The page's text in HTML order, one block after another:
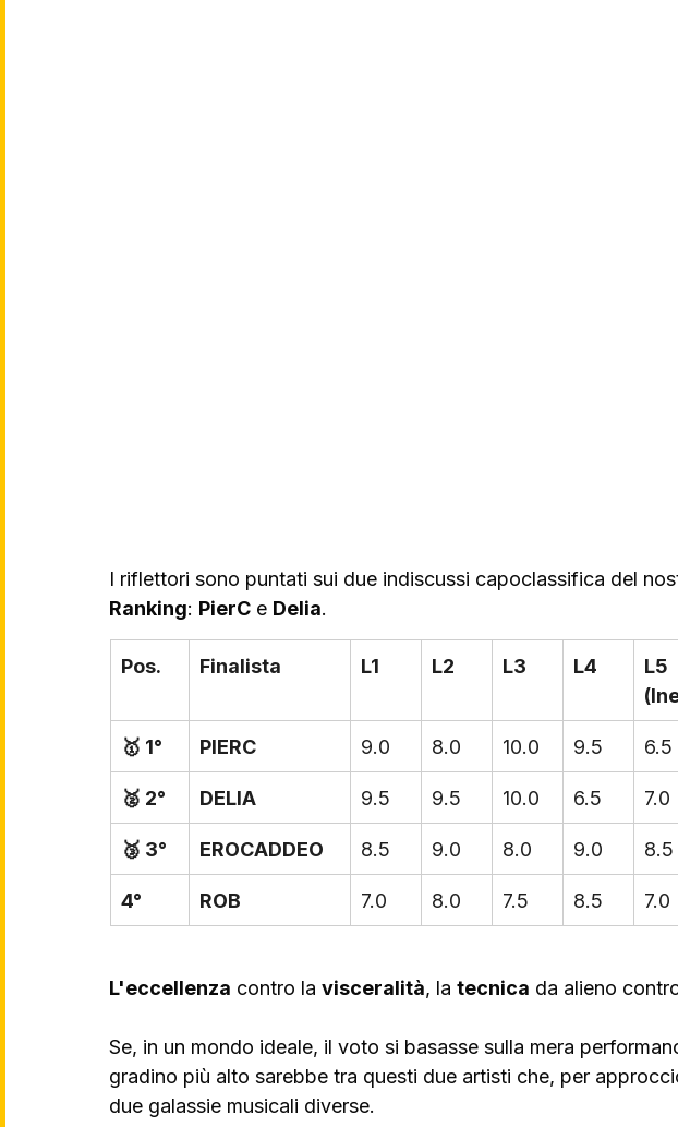
I riflettori sono puntati sui due indiscussi capoclassifica del
Ranking: PierC e Delia.
Pos. Finalista L1 L2 L3 L4
L5
🥇 1° PIERC 9.0 8.0 10.0 9.5 6.5
🥈 2° DELIA 9.5 9.5 10.0 6.5 7.0
🥉 3° EROCADDEO 8.5 9.0 8.0 9.0 8.5
4° ROB 7.0 8.0 7.5 8.5 7.0
L'eccellenza contro la visceralità, la tecnica da alieno
Se, in un mondo ideale, il voto si basasse sulla mera
gradino più alto sarebbe tra questi due artisti che, per
due galassie musicali diverse.